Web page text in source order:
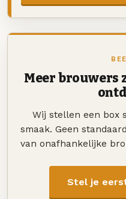
Meer brouwers
Wij stellen een box
smaak. Geen
van onafhankelijke
Stel je